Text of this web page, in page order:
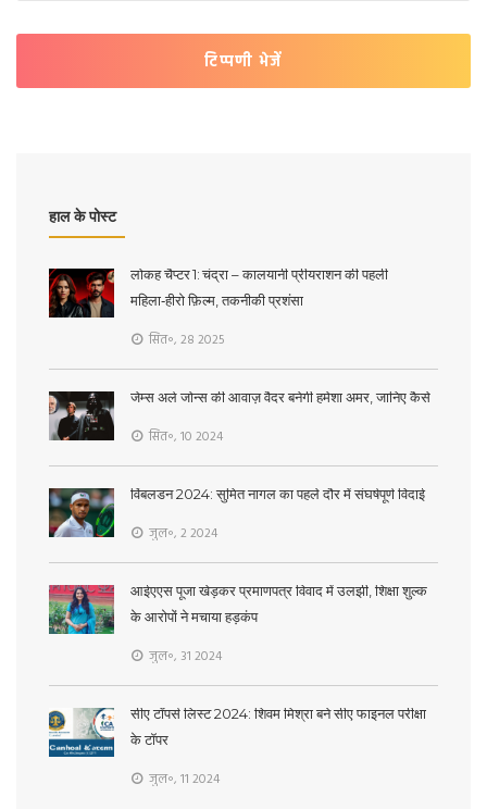
टिप्पणी भेजें
हाल के पोस्ट
लोकह चैप्टर 1: चंद्रा – कालयानी प्रीयराशन की पहली
महिला‑हीरो फ़िल्म, तकनीकी प्रशंसा
सित॰, 28 2025
जेम्स अर्ल जोन्स की आवाज़ वैदर बनेगी हमेशा अमर, जानिए कैसे
सित॰, 10 2024
विंबलडन 2024: सुमित नागल का पहले दौर में संघर्षपूर्ण विदाई
जुल॰, 2 2024
आईएएस पूजा खेड़कर प्रमाणपत्र विवाद में उलझी, शिक्षा शुल्क
के आरोपों ने मचाया हड़कंप
जुल॰, 31 2024
सीए टॉपर्स लिस्ट 2024: शिवम मिश्रा बने सीए फाइनल परीक्षा
के टॉपर
जुल॰, 11 2024